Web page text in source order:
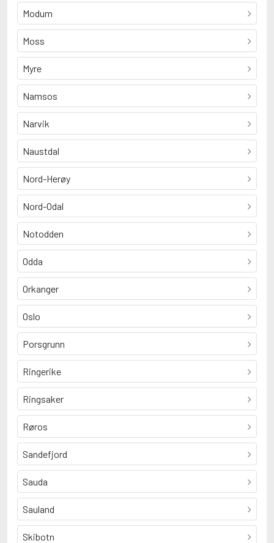
Modum
Moss
Myre
Namsos
Narvik
Naustdal
Nord-Herøy
Nord-Odal
Notodden
Odda
Orkanger
Oslo
Porsgrunn
Ringerike
Ringsaker
Røros
Sandefjord
Sauda
Sauland
Skibotn